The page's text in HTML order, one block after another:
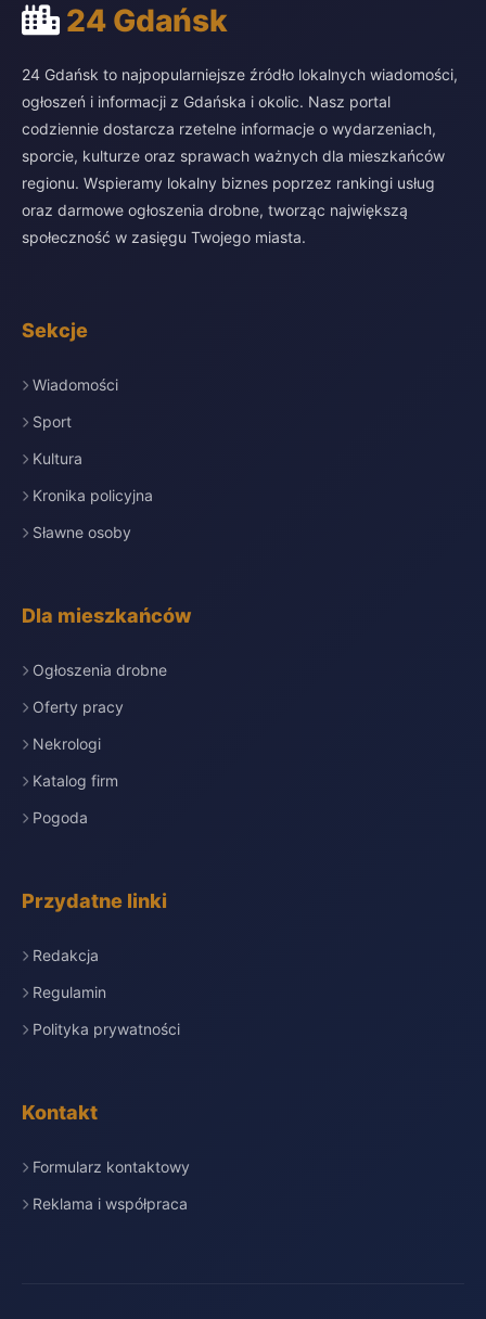
24 Gdańsk
24 Gdańsk to najpopularniejsze źródło lokalnych wiadomości,
ogłoszeń i informacji z Gdańska i okolic. Nasz portal
codziennie dostarcza rzetelne informacje o wydarzeniach,
sporcie, kulturze oraz sprawach ważnych dla mieszkańców
regionu. Wspieramy lokalny biznes poprzez rankingi usług
oraz darmowe ogłoszenia drobne, tworząc największą
społeczność w zasięgu Twojego miasta.
Sekcje
Wiadomości
Sport
Kultura
Kronika policyjna
Sławne osoby
Dla mieszkańców
Ogłoszenia drobne
Oferty pracy
Nekrologi
Katalog firm
Pogoda
Przydatne linki
Redakcja
Regulamin
Polityka prywatności
Kontakt
Formularz kontaktowy
Reklama i współpraca